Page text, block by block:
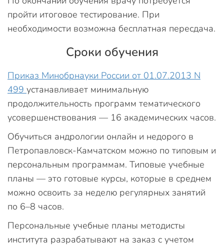
пройти итоговое тестирование. При
необходимости возможна бесплатная пересдача.
Сроки обучения
Приказ Минобрнауки России от 01.07.2013 N
499 устанавливает минимальную
продолжительность программ тематического
усовершенствования — 16 академических часов.
Обучиться андрологии онлайн и недорого в
Петропавловск-Камчатском можно по типовым и
персональным программам. Типовые учебные
планы — это готовые курсы, которые в среднем
можно освоить за неделю регулярных занятий
по 6–8 часов.
Персональные учебные планы методисты
института разрабатывают на заказ с учетом